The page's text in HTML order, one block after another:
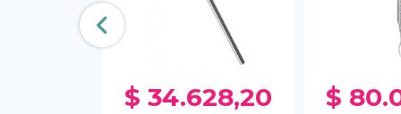
$ 34.628,20 $